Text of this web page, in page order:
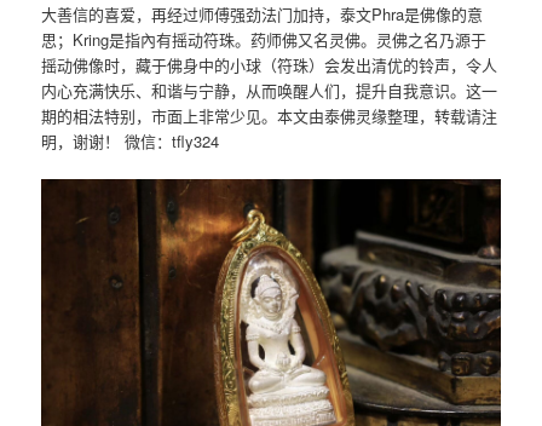
大善信的喜爱，再经过师傅强劲法门加持，泰文Phra是佛像的意
思；Kring是指內有摇动符珠。药师佛又名灵佛。灵佛之名乃源于
摇动佛像时，藏于佛身中的小球（符珠）会发出清优的铃声，令人
内心充满快乐、和谐与宁静，从而唤醒人们，提升自我意识。这一
期的相法特别，市面上非常少见。本文由泰佛灵缘整理，转载请注
明，谢谢！ 微信：tfly324